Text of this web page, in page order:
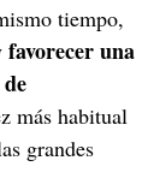
tiempo,
favorecer una
más habitual
grandes